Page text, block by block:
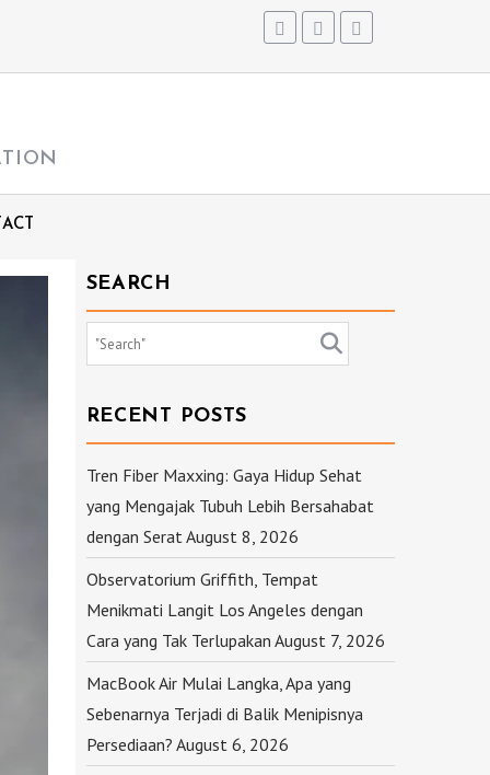
SEARCH
RECENT POSTS
Tren Fiber Maxxing: Gaya Hidup Sehat
yang Mengajak Tubuh Lebih Bersahabat
dengan SeratAugust 8, 2026
Observatorium Griffith, Tempat
Menikmati Langit Los Angeles dengan
Cara yang Tak Terlupakan August 7, 2026
MacBook Air Mulai Langka, Apa yang
Sebenarnya Terjadi di Balik Menipisnya
Persediaan? August 6, 2026